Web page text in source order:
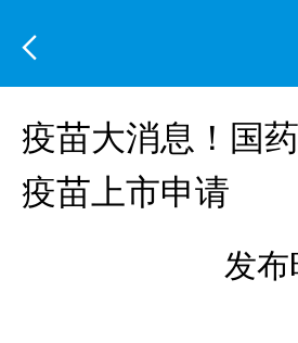
疫苗大消息！国
疫苗上市申请
发